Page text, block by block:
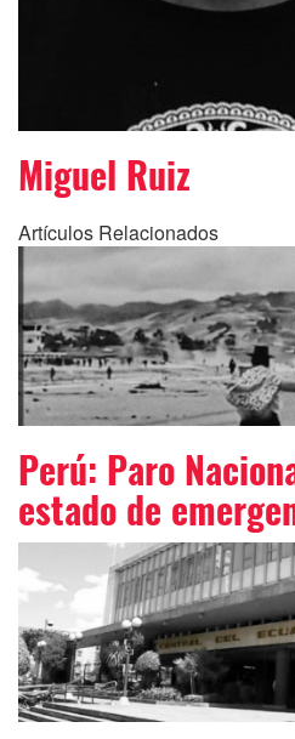
Miguel Ruiz
Artículos Relacionados
Perú: Paro
estado de